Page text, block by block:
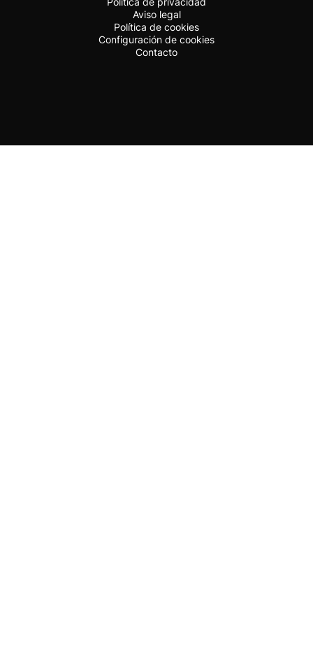
Aviso legal
Política de cookies
Configuración de cookies
Contacto